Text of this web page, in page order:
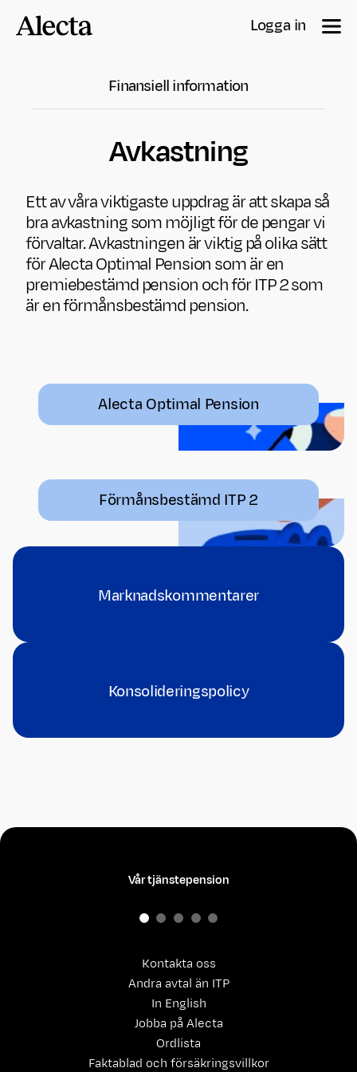
Logga in
Finansiell information
Avkastning
Ett av våra viktigaste uppdrag är att skapa så
bra avkastning som möjligt för de pengar vi
förvaltar. Avkastningen är viktig på olika sätt
för Alecta Optimal Pension som är en
premie­bestämd pension och för ITP 2 som
är en förmånsbestämd pension.
Alecta Optimal Pension
Förmånsbestämd ITP 2
Marknadskommentarer
Konsolideringspolicy
Kontakta oss
Andra avtal än ITP
In English
Jobba på Alecta
Ordlista
Faktablad och försäkringsvillkor
Vår tjänstepension